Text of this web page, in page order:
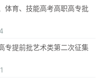
体育、技能高考高职高专批
专提前批艺术类第二次征集